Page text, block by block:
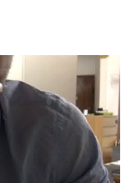
Casta e
look ‘au
Google+:
Instagram: